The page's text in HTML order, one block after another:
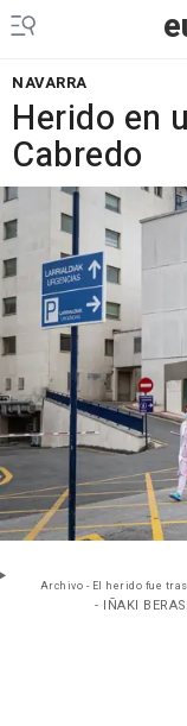
NAVARRA
Herido en
Cabredo
Archivo - El herido fue
- IÑAKI